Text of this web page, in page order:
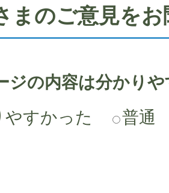
まのご意見を
ジの内容は分かり
やすかった
普通